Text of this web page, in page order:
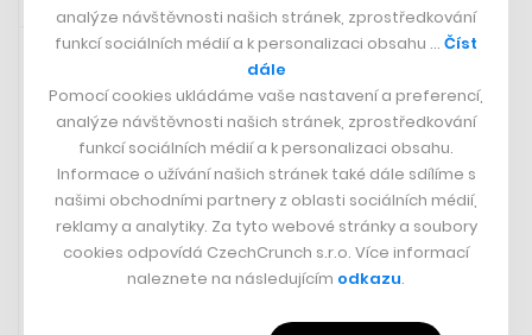
12. 8. 2023 20:02
analýze návštěvnosti našich stránek, zprostředkování
funkcí sociálních médií a k personalizaci obsahu … Číst
dále
Pomocí cookies ukládáme vaše nastavení a preferencí,
analýze návštěvnosti našich stránek, zprostředkování
funkcí sociálních médií a k personalizaci obsahu.
Informace o užívání našich stránek také dále sdílíme s
našimi obchodními partnery z oblasti sociálních médií,
reklamy a analytiky. Za tyto webové stránky a soubory
cookies odpovídá CzechCrunch s.r.o. Více informací
naleznete na následujícím odkazu.